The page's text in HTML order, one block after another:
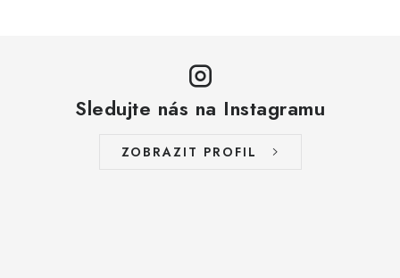
Sledujte nás na Instagramu
ZOBRAZIT PROFIL